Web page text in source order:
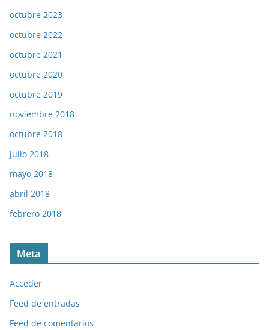
octubre 2023
octubre 2022
octubre 2021
octubre 2020
octubre 2019
noviembre 2018
octubre 2018
julio 2018
mayo 2018
abril 2018
febrero 2018
Meta
Acceder
Feed de entradas
Feed de comentarios